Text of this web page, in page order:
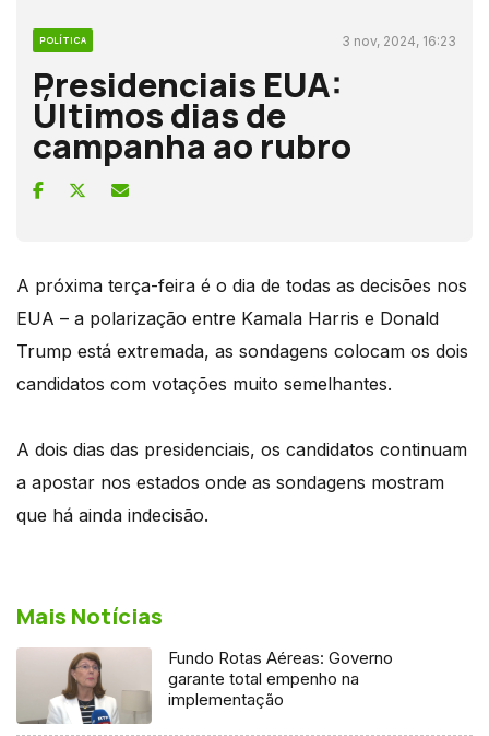
POLÍTICA 3 nov, 2024, 16:23
Presidenciais EUA:
Últimos dias de
campanha ao rubro
A próxima terça-feira é o dia de todas as decisões nos
EUA – a polarização entre Kamala Harris e Donald
Trump está extremada, as sondagens colocam os dois
candidatos com votações muito semelhantes.
A dois dias das presidenciais, os candidatos continuam
a apostar nos estados onde as sondagens mostram
que há ainda indecisão.
Mais Notícias
Fundo Rotas Aéreas: Governo
garante total empenho na
implementação